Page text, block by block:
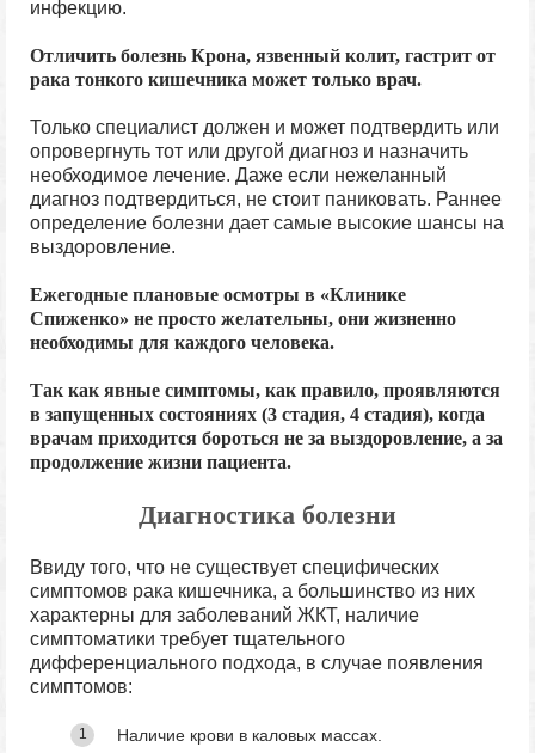
инфекцию.
Отличить болезнь Крона, язвенный колит, гастрит от
рака тонкого кишечника может только врач.
Только специалист должен и может подтвердить или
опровергнуть тот или другой диагноз и назначить
необходимое лечение. Даже если нежеланный
диагноз подтвердиться, не стоит паниковать. Раннее
определение болезни дает самые высокие шансы на
выздоровление.
Ежегодные плановые осмотры в «Клинике
Спиженко» не просто желательны, они жизненно
необходимы для каждого человека.
Так как явные симптомы, как правило, проявляются
в запущенных состояниях (3 стадия, 4 стадия), когда
врачам приходится бороться не за выздоровление, а за
продолжение жизни пациента.
Диагностика болезни
Ввиду того, что не существует специфических
симптомов рака кишечника, а большинство из них
характерны для заболеваний ЖКТ, наличие
симптоматики требует тщательного
дифференциального подхода, в случае появления
симптомов:
Наличие крови в каловых массах.